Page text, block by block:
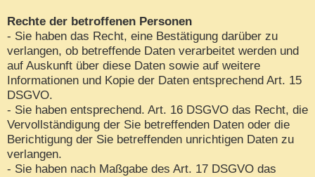
Rechte der betroffenen Personen
- Sie haben das Recht, eine Bestätigung darüber zu
verlangen, ob betreffende Daten verarbeitet werden und
auf Auskunft über diese Daten sowie auf weitere
Informationen und Kopie der Daten entsprechend Art. 15
DSGVO.
- Sie haben entsprechend. Art. 16 DSGVO das Recht, die
Vervollständigung der Sie betreffenden Daten oder die
Berichtigung der Sie betreffenden unrichtigen Daten zu
verlangen.
- Sie haben nach Maßgabe des Art. 17 DSGVO das